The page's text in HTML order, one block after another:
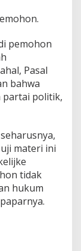
pemohon
Pasal
bahwa
partai politik,
materi ini
tidak
hukum